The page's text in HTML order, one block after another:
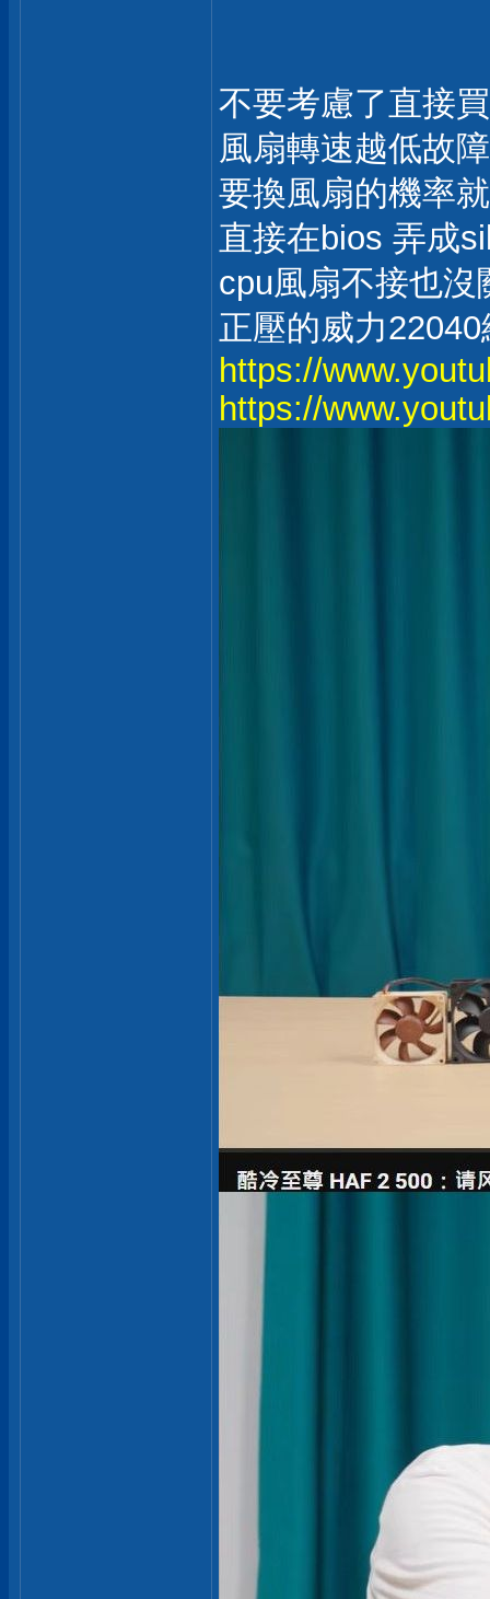
不要考慮了直接
風扇轉速越低故
要換風扇的機率
直接在bios 弄成
cpu風扇不接也
正壓的威力
https://
https://